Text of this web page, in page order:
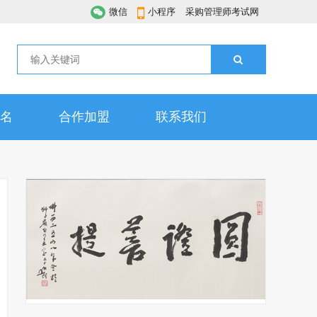
微信 小程序 采购管理师考试网
合作加盟 联系我们